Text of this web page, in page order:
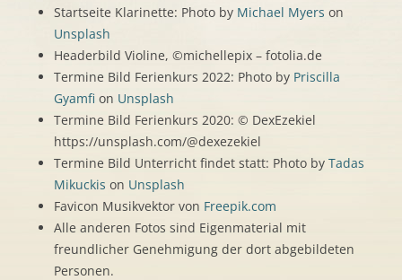
Startseite Klarinette: Photo by Michael Myers on
Unsplash
Headerbild Violine, ©michellepix – fotolia.de
Termine Bild Ferienkurs 2022: Photo by Priscilla
Gyamfi on Unsplash
Termine Bild Ferienkurs 2020: © DexEzekiel
https://unsplash.com/@dexezekiel
Termine Bild Unterricht findet statt: Photo by Tadas
Mikuckis on Unsplash
Favicon Musikvektor von Freepik.com
Alle anderen Fotos sind Eigenmaterial mit
freundlicher Genehmigung der dort abgebildeten
Personen.